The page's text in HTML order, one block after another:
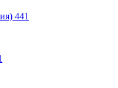
441